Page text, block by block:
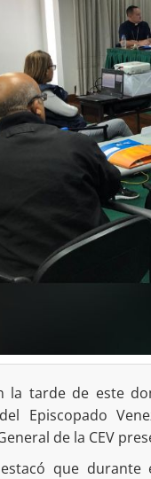
la tarde de este
Episcopado
de la CEV
que durante